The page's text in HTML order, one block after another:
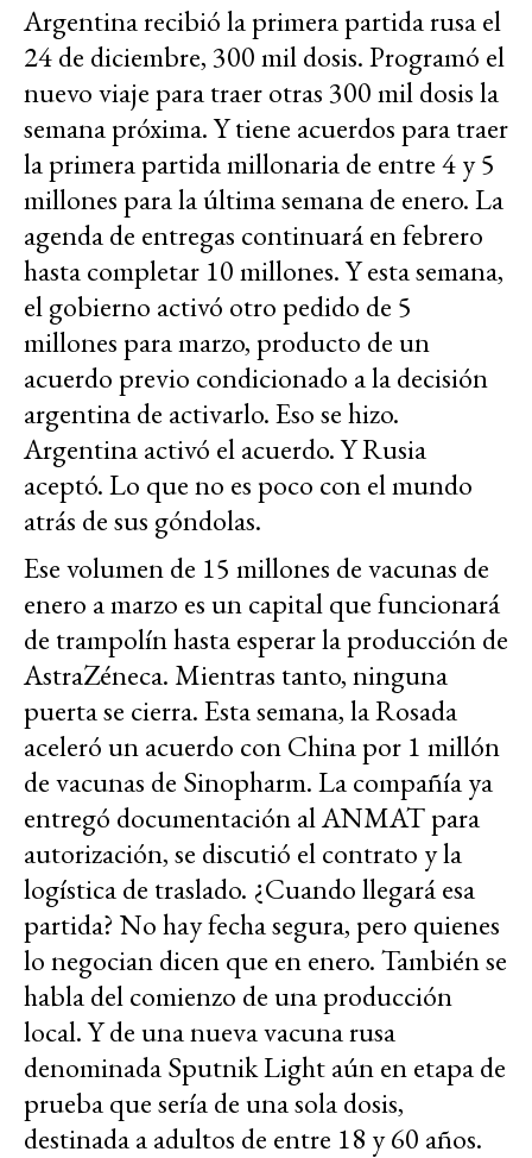
Argentina recibió la primera partida rusa el
24 de diciembre, 300 mil dosis. Programó el
nuevo viaje para traer otras 300 mil dosis la
semana próxima. Y tiene acuerdos para traer
la primera partida millonaria de entre 4 y 5
millones para la última semana de enero. La
agenda de entregas continuará en febrero
hasta completar 10 millones. Y esta semana,
el gobierno activó otro pedido de 5
millones para marzo, producto de un
acuerdo previo condicionado a la decisión
argentina de activarlo. Eso se hizo.
Argentina activó el acuerdo. Y Rusia
aceptó. Lo que no es poco con el mundo
atrás de sus góndolas.
Ese volumen de 15 millones de vacunas de
enero a marzo es un capital que funcionará
de trampolín hasta esperar la producción de
AstraZéneca. Mientras tanto, ninguna
puerta se cierra. Esta semana, la Rosada
aceleró un acuerdo con China por 1 millón
de vacunas de Sinopharm. La compañía ya
entregó documentación al ANMAT para
autorización, se discutió el contrato y la
logística de traslado. ¿Cuando llegará esa
partida? No hay fecha segura, pero quienes
lo negocian dicen que en enero. También se
habla del comienzo de una producción
local. Y de una nueva vacuna rusa
denominada Sputnik Light aún en etapa de
prueba que sería de una sola dosis,
destinada a adultos de entre 18 y 60 años.